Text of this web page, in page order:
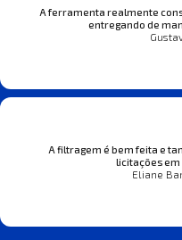
A ferramenta realmente
entregando de
A filtragem é bem feita e
licitações em
Eliane